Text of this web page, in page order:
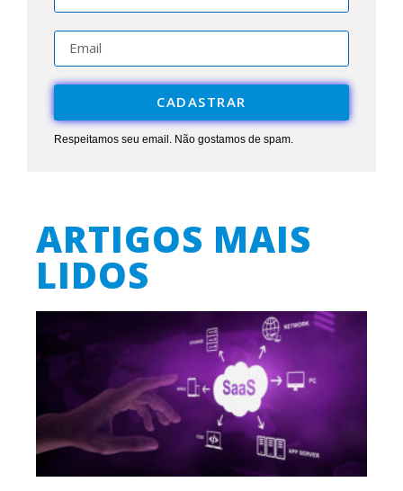
CADASTRAR
Respeitamos seu email. Não gostamos de spam.
ARTIGOS MAIS
LIDOS